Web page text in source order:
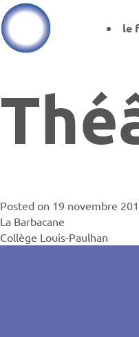
le
Posted on 19 novembre
La Barbacane
Collège Louis-Paulhan